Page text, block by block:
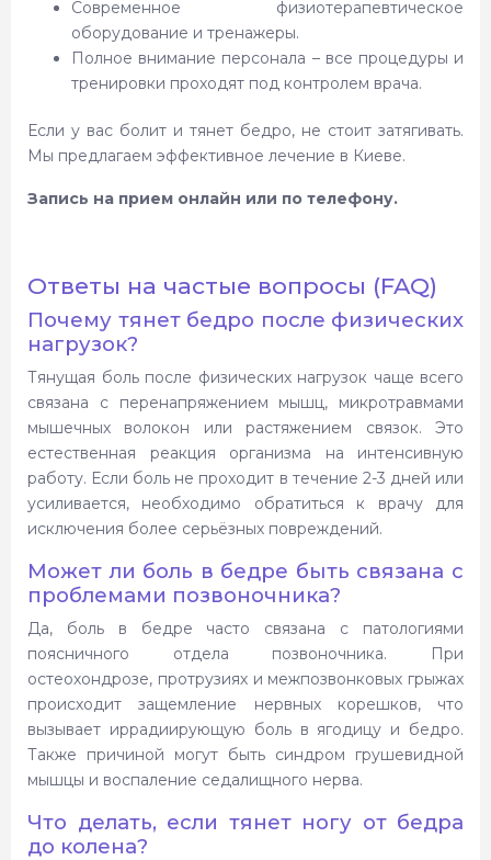
Современное физиотерапевтическое
оборудование и тренажеры.
Полное внимание персонала – все процедуры и
тренировки проходят под контролем врача.
Если у вас болит и тянет бедро, не стоит затягивать.
Мы предлагаем эффективное лечение в Киеве.
Запись на прием онлайн или по телефону.
Ответы на частые вопросы (FAQ)
Почему тянет бедро после физических
нагрузок?
Тянущая боль после физических нагрузок чаще всего
связана с перенапряжением мышц, микротравмами
мышечных волокон или растяжением связок. Это
естественная реакция организма на интенсивную
работу. Если боль не проходит в течение 2-3 дней или
усиливается, необходимо обратиться к врачу для
исключения более серьёзных повреждений.
Может ли боль в бедре быть связана с
проблемами позвоночника?
Да, боль в бедре часто связана с патологиями
поясничного отдела позвоночника. При
остеохондрозе, протрузиях и межпозвонковых грыжах
происходит защемление нервных корешков, что
вызывает иррадиирующую боль в ягодицу и бедро.
Также причиной могут быть синдром грушевидной
мышцы и воспаление седалищного нерва.
Что делать, если тянет ногу от бедра
до колена?